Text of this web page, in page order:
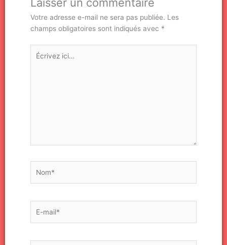
Votre adresse e-mail ne sera pas publiée. Les
champs obligatoires sont indiqués avec *
Écrivez
ici…
mail*